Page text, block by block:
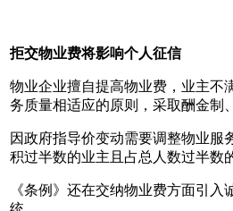
拒交物业费将影响个人征信
物业企业擅自提高物业费，业主不
务质量相适应的原则，采取酬金制
因政府指导价变动需要调整物业
积过半数的业主且占总人数过半数
《条例》还在交纳物业费方面引